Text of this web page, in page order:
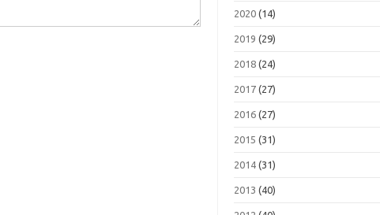
2020 (14)
2019 (29)
2018 (24)
2017 (27)
2016 (27)
2015 (31)
2014 (31)
2013 (40)